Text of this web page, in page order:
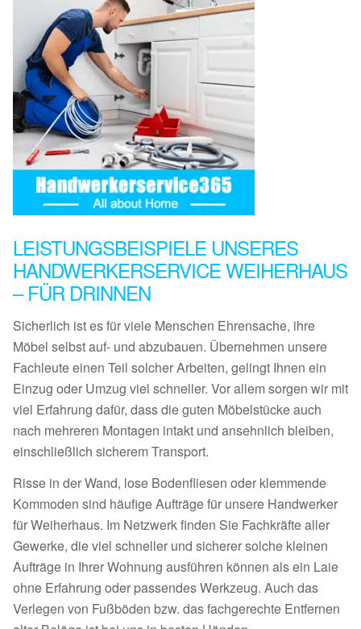
LEISTUNGSBEISPIELE UNSERES
HANDWERKERSERVICE WEIHERHAUS
– FÜR DRINNEN
Sicherlich ist es für viele Menschen Ehrensache, ihre
Möbel selbst auf- und abzubauen. Übernehmen unsere
Fachleute einen Teil solcher Arbeiten, gelingt Ihnen ein
Einzug oder Umzug viel schneller. Vor allem sorgen wir mit
viel Erfahrung dafür, dass die guten Möbelstücke auch
nach mehreren Montagen intakt und ansehnlich bleiben,
einschließlich sicherem Transport.
Risse in der Wand, lose Bodenfliesen oder klemmende
Kommoden sind häufige Aufträge für unsere Handwerker
für Weiherhaus. Im Netzwerk finden Sie Fachkräfte aller
Gewerke, die viel schneller und sicherer solche kleinen
Aufträge in Ihrer Wohnung ausführen können als ein Laie
ohne Erfahrung oder passendes Werkzeug. Auch das
Verlegen von Fußböden bzw. das fachgerechte Entfernen